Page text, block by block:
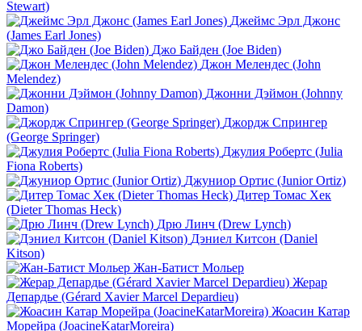
Stewart)
Джеймс Эрл Джонс
(James Earl Jones)
Джо Байден (Joe Biden)
Джон Мелендес (John
Melendez)
Джонни Дэймон (Johnny
Damon)
Джордж Спрингер
(George Springer)
Джулия Робертс (Julia
Fiona Roberts)
Джуниор Ортис (Junior Ortiz)
Дитер Томас Хек
(Dieter Thomas Heck)
Дрю Линч (Drew Lynch)
Дэниел Китсон (Daniel
Kitson)
Жан-Батист Мольер
Жерар
Депардье (Gérard Xavier Marcel Depardieu)
Жоасин Катар
Морейра (JoacineKatarMoreira)